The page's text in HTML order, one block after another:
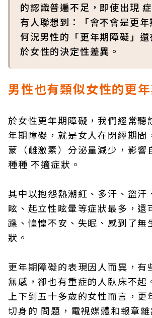
的認識普遍不足，即使出現
有人聯想到：「會不會是更年
何況男性的「更年期障礙」
於女性的決定性差異。
男性也有類似女性的更
於女性更年期障礙，我們經常聽
年期障礙，就是女人在閉經期間
蒙（雌激素）分泌量減少，影響
種種 不適症狀。
其中以抱怨熱潮紅、多汗、盜汗
眩、起立性眩暈等症狀最多，還
躁、惶惶不安、失眠、感到了無
狀。
更年期障礙的表現因人而異，有
無感，卻也有重症的人臥床不起
上下到五十多歲的女性而言，更
切身的 問題，電視媒體和報章